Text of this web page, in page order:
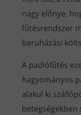
nagy előnye,
fűtésrendszer
beruházási
A padlófűtés
hagyományos
alakul ki
betegségekben